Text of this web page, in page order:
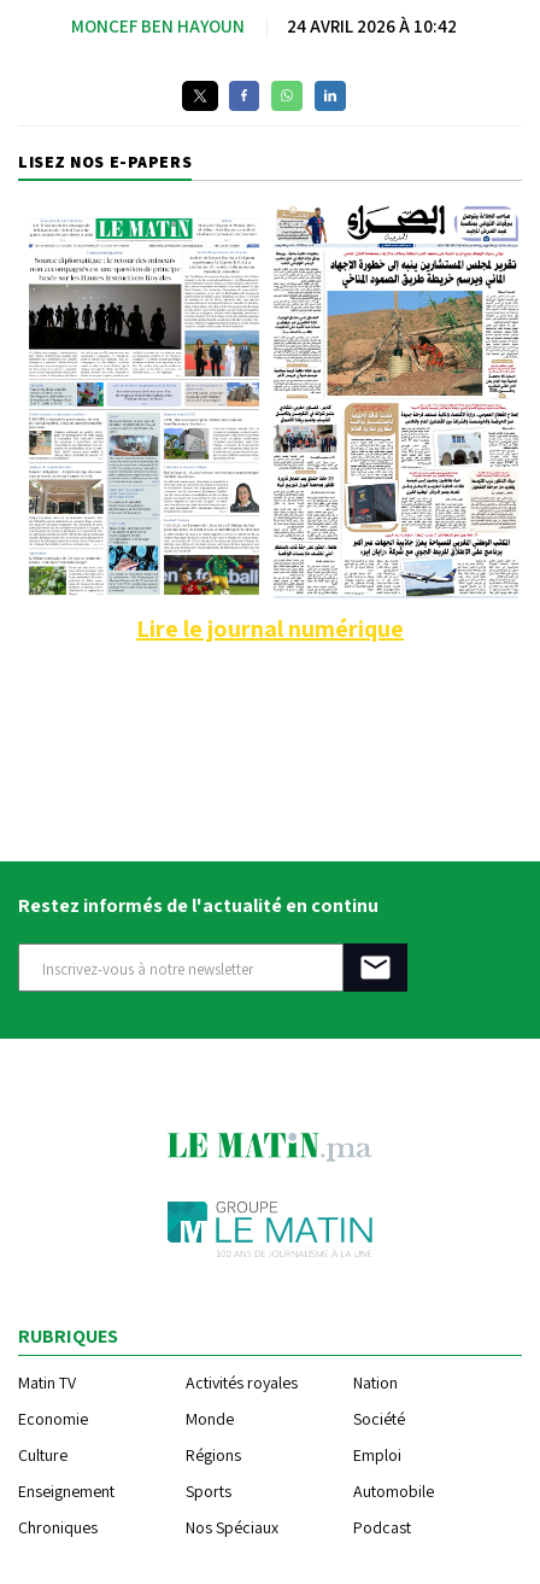
MONCEF BEN HAYOUN 24 AVRIL 2026 À 10:42
LISEZ NOS E-PAPERS
Lire le journal numérique
Restez informés de l'actualité en continu
RUBRIQUES
Matin TV Activités royales
Nation
Economie
Monde
Société
Culture
Régions
Emploi
Enseignement
Sports
Automobile
Chroniques
Nos Spéciaux Podcast